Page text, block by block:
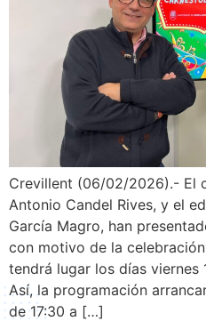
Crevillent (06/02/2026).- El
Antonio Candel Rives, y el
García Magro, han
con motivo de la
tendrá lugar los días viernes
Así, la programación
de 17:30 a […]